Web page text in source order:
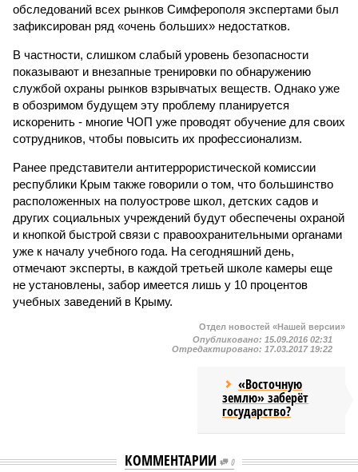
обследований всех рынков Симферополя экспертами был
зафиксирован ряд «очень больших» недостатков.
В частности, слишком слабый уровень безопасности
показывают и внезапные тренировки по обнаружению
службой охраны рынков взрывчатых веществ. Однако уже
в обозримом будущем эту проблему планируется
искоренить - многие ЧОП уже проводят обучение для своих
сотрудников, чтобы повысить их профессионализм.
Ранее представители антитеррористической комиссии
республики Крым также говорили о том, что большинство
расположенных на полуострове школ, детских садов и
других социальных учреждений будут обеспечены охраной
и кнопкой быстрой связи с правоохранительными органами
уже к началу учебного года. На сегодняшний день,
отмечают эксперты, в каждой третьей школе камеры еще
не установлены, забор имеется лишь у 10 процентов
учебных заведений в Крыму.
Отдел новостей «Нашей версии»
Опубликовано: 15.09.2016 02:31
Отредактировано: 17.03.2017 19:22
«Восточную
землю» заберёт
государство?
КОММЕНТАРИИ 0